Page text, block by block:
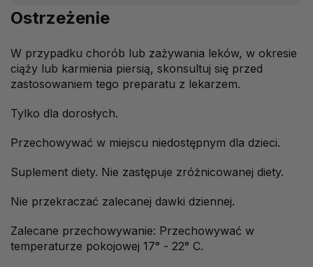
Ostrzeżenie
W przypadku chorób lub zażywania leków, w okresie
ciąży lub karmienia piersią, skonsultuj się przed
zastosowaniem tego preparatu z lekarzem.
Tylko dla dorosłych.
Przechowywać w miejscu niedostępnym dla dzieci.
Suplement diety. Nie zastępuje zróżnicowanej diety.
Nie przekraczać zalecanej dawki dziennej.
Zalecane przechowywanie: Przechowywać w
temperaturze pokojowej 17° - 22° C.